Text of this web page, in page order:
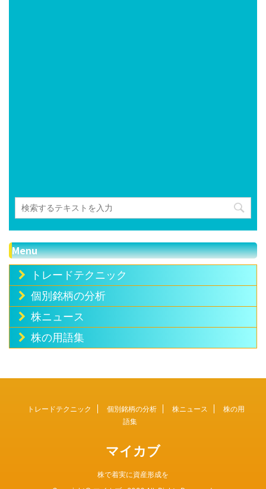
Menu
トレードテクニック
個別銘柄の分析
株ニュース
株の用語集
トレードテクニック 個別銘柄の分析 株ニュース
株の用
語集
マイカブ
株で着実に資産形成を